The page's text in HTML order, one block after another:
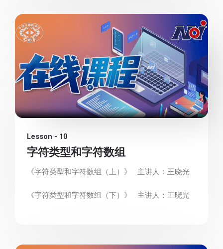
Lesson - 10
字符类型和字符数组
《字符类型和字符数组（上）》 主讲人：王晓光
《字符类型和字符数组（下）》 主讲人：王晓光